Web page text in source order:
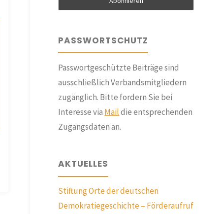
PASSWORTSCHUTZ
Passwortgeschützte Beiträge sind
ausschließlich Verbandsmitgliedern
zugänglich. Bitte fordern Sie bei
Interesse via Maildie entsprechenden
Zugangsdaten an.
AKTUELLES
Stiftung Orte der deutschen
Demokratiegeschichte – Förderaufruf